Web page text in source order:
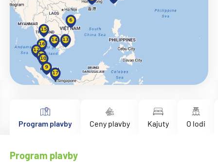
Program plavby Ceny plavby Kajuty O lodi
Program plavby